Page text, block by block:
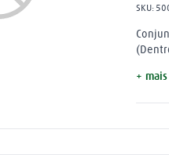
SKU:
+
º mangueira